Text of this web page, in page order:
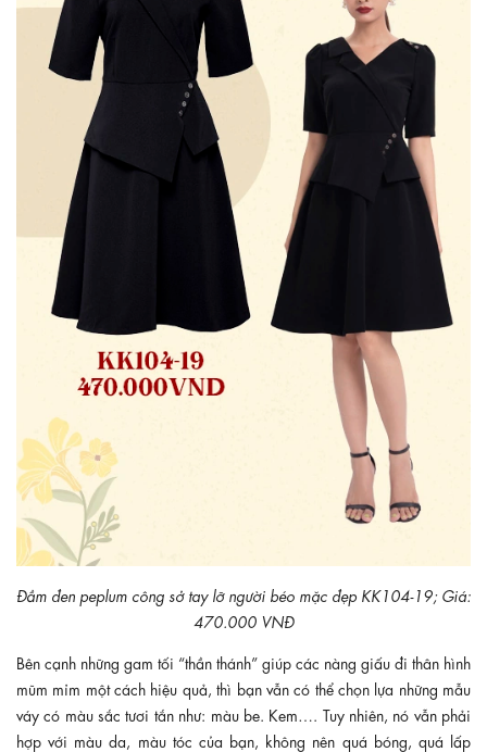
Đầm đen peplum công sở tay lỡ người béo mặc đẹp KK104-19; Giá:
470.000 VNĐ
Bên cạnh những gam tối “thần thánh” giúp các nàng giấu đi thân hình
mũm mỉm một cách hiệu quả, thì bạn vẫn có thể chọn lựa những mẫu
váy có màu sắc tươi tắn như: màu be. Kem…. Tuy nhiên, nó vẫn phải
hợp với màu da, màu tóc của bạn, không nên quá bóng, quá lấp